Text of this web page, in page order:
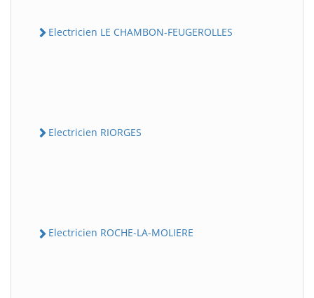
Electricien LE CHAMBON-FEUGEROLLES
Electricien RIORGES
Electricien ROCHE-LA-MOLIERE